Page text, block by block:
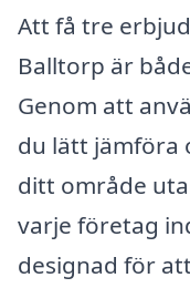
Att få tre
Balltorp är
Genom att
du lätt jämföra
ditt område
varje företag
designad för